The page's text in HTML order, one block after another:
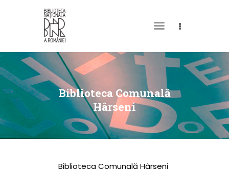
Biblioteca Comunală
Hârseni
DESPRE NOI
PERMISUL MEU DE
BIBLIOTECĂ
CATALOAGE ȘI
COLECȚII
Biblioteca Comunală Hârseni